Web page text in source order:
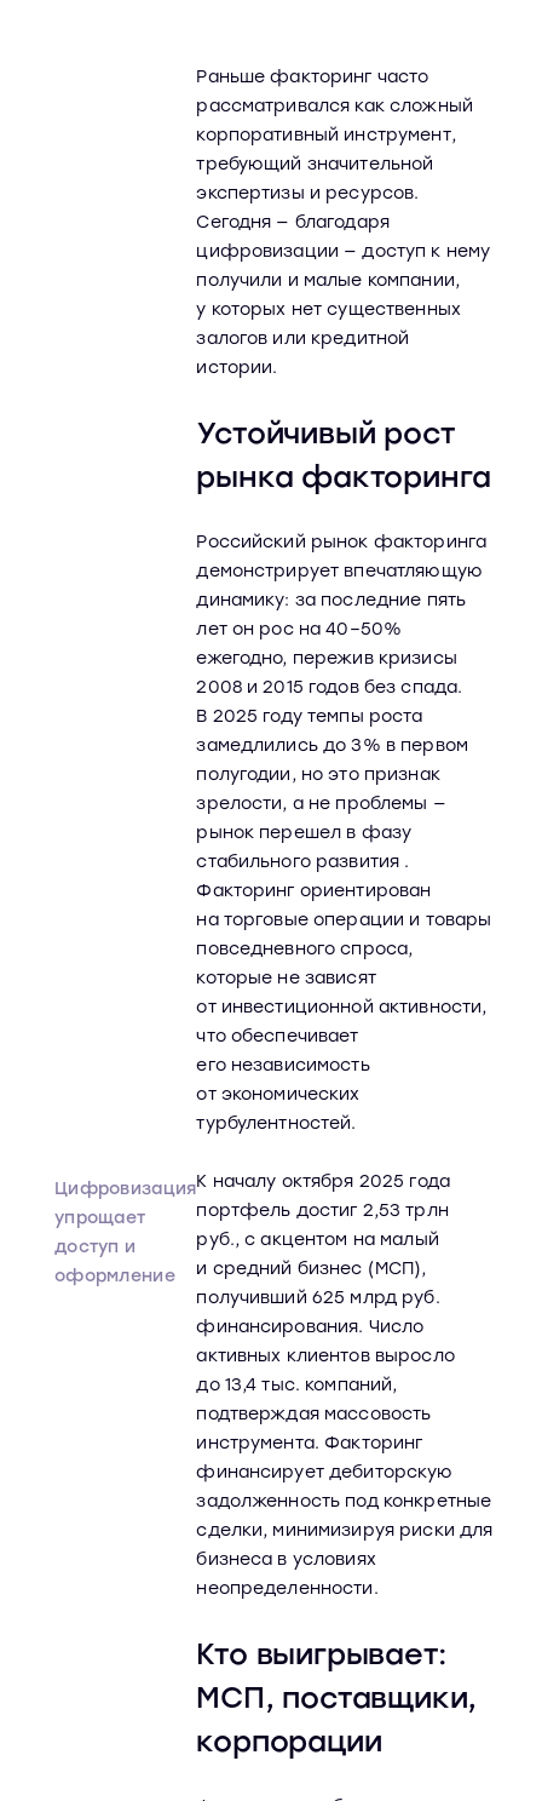
Цифровизация
упрощает
доступ и
оформление
Раньше факторинг часто
рассматривался как сложный
корпоративный инструмент,
требующий значительной
экспертизы и ресурсов.
Сегодня — благодаря
цифровизации — доступ к нему
получили и малые компании,
у которых нет существенных
залогов или кредитной
истории.
Устойчивый рост
рынка факторинга
Российский рынок факторинга
демонстрирует впечатляющую
динамику: за последние пять
лет он рос на 40–50%
ежегодно, пережив кризисы
2008 и 2015 годов без спада.
В 2025 году темпы роста
замедлились до 3% в первом
полугодии, но это признак
зрелости, а не проблемы —
рынок перешел в фазу
стабильного развития .
Факторинг ориентирован
на торговые операции и товары
повседневного спроса,
которые не зависят
от инвестиционной активности,
что обеспечивает
его независимость
от экономических
турбулентностей.​
К началу октября 2025 года
портфель достиг 2,53 трлн
руб., с акцентом на малый
и средний бизнес (МСП),
получивший 625 млрд руб.
финансирования. Число
активных клиентов выросло
до 13,4 тыс. компаний,
подтверждая массовость
инструмента. Факторинг
финансирует дебиторскую
задолженность под конкретные
сделки, минимизируя риски для
бизнеса в условиях
неопределенности.​
Кто выигрывает:
МСП, поставщики,
корпорации